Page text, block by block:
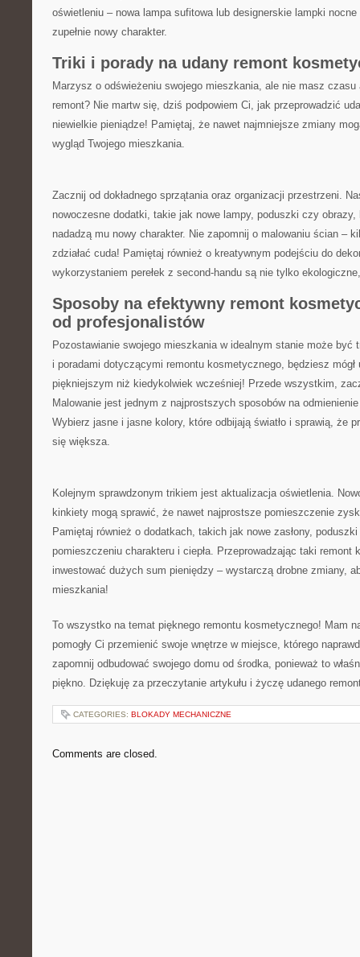
⁣oświetleniu – nowa ‍lampa sufitowa ‌lub designerskie​ lampki
zupełnie nowy charakter.
Triki i porady na udany remont
Marzysz ‌o odświeżeniu swojego mieszkania, ale nie masz
remont?⁣ Nie martw się, dziś podpowiem ​Ci, jak przeprowadzić⁢
niewielkie pieniądze! Pamiętaj, że nawet najmniejsze zmiany
wygląd Twojego mieszkania.
Zacznij od dokładnego sprzątania oraz organizacji przestrzeni.
nowoczesne dodatki, takie jak nowe‌ lampy,​ poduszki czy
nadadzą mu nowy ​charakter. Nie zapomnij⁤ o​ malowaniu ścian –
zdziałać cuda! Pamiętaj⁤ również‌ o kreatywnym ​podejściu ‌do​
‍wykorzystaniem perełek z second-handu⁤ są nie⁢ tylko
Sposoby na‌ efektywny remont
od profesjonalistów
Pozostawianie⁣ swojego⁤ mieszkania w idealnym stanie może ​być
i ‍poradami dotyczącymi remontu kosmetycznego, będziesz
⁢piękniejszym niż kiedykolwiek wcześniej! Przede wszystkim,
Malowanie jest ⁣jednym z najprostszych sposobów na
Wybierz jasne i jasne kolory, które odbijają światło i sprawią, że
się większa.
Kolejnym ‍sprawdzonym trikiem jest aktualizacja oświetlenia.‌
kinkiety mogą‍ sprawić, że nawet⁢ najprostsze pomieszczenie
Pamiętaj również o dodatkach, takich jak ​nowe⁣ zasłony,
pomieszczeniu charakteru i ciepła. Przeprowadzając taki remont
inwestować dużych ​sum pieniędzy⁢ – ⁤wystarczą drobne zmiany,​
mieszkania!
To wszystko ​na temat ⁢pięknego⁢ remontu ‌kosmetycznego! Mam
pomogły Ci przemienić swoje wnętrze w miejsce, którego
zapomnij ‍odbudować​ swojego domu ⁤od środka, ponieważ to
piękno. Dziękuję​ za przeczytanie artykułu i‍ życzę udanego
CATEGORIES: BLOKADY MECHANICZNE
Comments are closed.